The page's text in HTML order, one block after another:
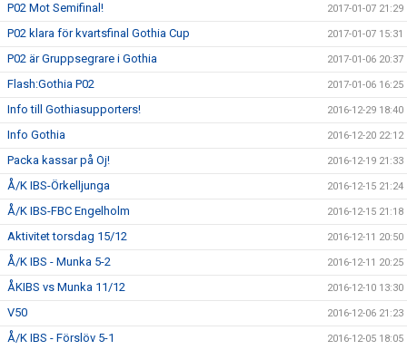
P02 Mot Semifinal! 2017-01-07 21:29
P02 klara för kvartsfinal Gothia Cup 2017-01-07 15:31
P02 är Gruppsegrare i Gothia 2017-01-06 20:37
Flash:Gothia P02 2017-01-06 16:25
Info till Gothiasupporters! 2016-12-29 18:40
Info Gothia 2016-12-20 22:12
Packa kassar på Oj! 2016-12-19 21:33
Å/K IBS-Örkelljunga 2016-12-15 21:24
Å/K IBS-FBC Engelholm 2016-12-15 21:18
Aktivitet torsdag 15/12 2016-12-11 20:50
Å/K IBS - Munka 5-2 2016-12-11 20:25
ÅKIBS vs Munka 11/12 2016-12-10 13:30
V50 2016-12-06 21:23
Å/K IBS - Förslöv 5-1 2016-12-05 18:05